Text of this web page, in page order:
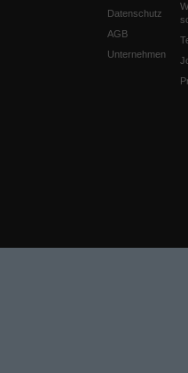
Datenschutz
AGB
Unternehmen